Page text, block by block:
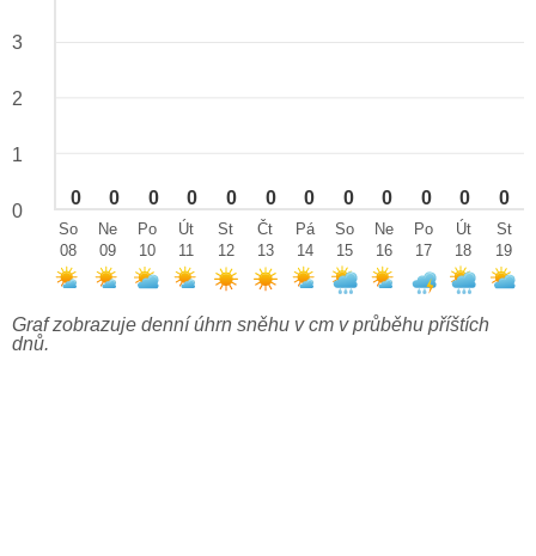
0 0 0 0 0 0 0 0 0 0 0 0
3
2
1
0
So
08
Ne
09
Po
10
Út
11
St
12
Čt
13
Pá
14
So
15
Ne
16
Po
17
Út
18
St
19
Graf zobrazuje denní úhrn sněhu v cm v průběhu příštích
dnů.